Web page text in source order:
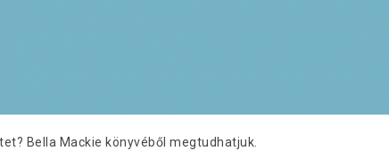
Bella Mackie könyvéből megtudhatjuk.